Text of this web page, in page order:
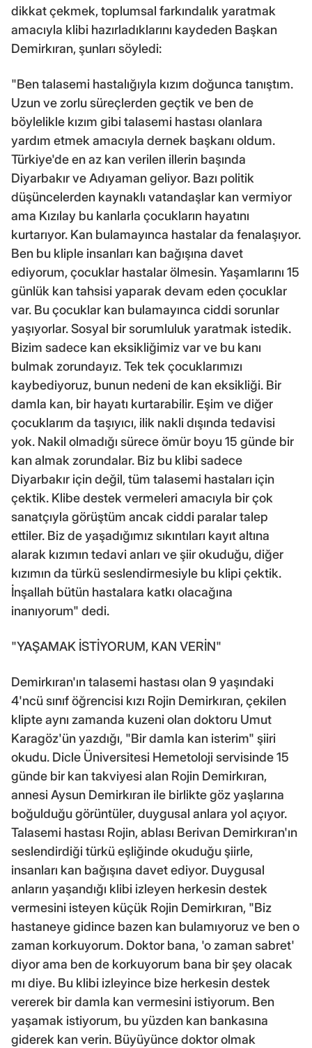
dikkat çekmek, toplumsal farkındalık yaratmak
amacıyla klibi hazırladıklarını kaydeden Başkan
Demirkıran, şunları söyledi:
"Ben talasemi hastalığıyla kızım doğunca tanıştım.
Uzun ve zorlu süreçlerden geçtik ve ben de
böylelikle kızım gibi talasemi hastası olanlara
yardım etmek amacıyla dernek başkanı oldum.
Türkiye'de en az kan verilen illerin başında
Diyarbakır ve Adıyaman geliyor. Bazı politik
düşüncelerden kaynaklı vatandaşlar kan vermiyor
ama Kızılay bu kanlarla çocukların hayatını
kurtarıyor. Kan bulamayınca hastalar da fenalaşıyor.
Ben bu kliple insanları kan bağışına davet
ediyorum, çocuklar hastalar ölmesin. Yaşamlarını 15
günlük kan tahsisi yaparak devam eden çocuklar
var. Bu çocuklar kan bulamayınca ciddi sorunlar
yaşıyorlar. Sosyal bir sorumluluk yaratmak istedik.
Bizim sadece kan eksikliğimiz var ve bu kanı
bulmak zorundayız. Tek tek çocuklarımızı
kaybediyoruz, bunun nedeni de kan eksikliği. Bir
damla kan, bir hayatı kurtarabilir. Eşim ve diğer
çocuklarım da taşıyıcı, ilik nakli dışında tedavisi
yok. Nakil olmadığı sürece ömür boyu 15 günde bir
kan almak zorundalar. Biz bu klibi sadece
Diyarbakır için değil, tüm talasemi hastaları için
çektik. Klibe destek vermeleri amacıyla bir çok
sanatçıyla görüştüm ancak ciddi paralar talep
ettiler. Biz de yaşadığımız sıkıntıları kayıt altına
alarak kızımın tedavi anları ve şiir okuduğu, diğer
kızımın da türkü seslendirmesiyle bu klipi çektik.
İnşallah bütün hastalara katkı olacağına
inanıyorum" dedi.
"YAŞAMAK İSTİYORUM, KAN VERİN"
Demirkıran'ın talasemi hastası olan 9 yaşındaki
4'ncü sınıf öğrencisi kızı Rojin Demirkıran, çekilen
klipte aynı zamanda kuzeni olan doktoru Umut
Karagöz'ün yazdığı, "Bir damla kan isterim" şiiri
okudu. Dicle Üniversitesi Hemetoloji servisinde 15
günde bir kan takviyesi alan Rojin Demirkıran,
annesi Aysun Demirkıran ile birlikte göz yaşlarına
boğulduğu görüntüler, duygusal anlara yol açıyor.
Talasemi hastası Rojin, ablası Berivan Demirkıran'ın
seslendirdiği türkü eşliğinde okuduğu şiirle,
insanları kan bağışına davet ediyor. Duygusal
anların yaşandığı klibi izleyen herkesin destek
vermesini isteyen küçük Rojin Demirkıran, "Biz
hastaneye gidince bazen kan bulamıyoruz ve ben o
zaman korkuyorum. Doktor bana, 'o zaman sabret'
diyor ama ben de korkuyorum bana bir şey olacak
mı diye. Bu klibi izleyince bize herkesin destek
vererek bir damla kan vermesini istiyorum. Ben
yaşamak istiyorum, bu yüzden kan bankasına
giderek kan verin. Büyüyünce doktor olmak